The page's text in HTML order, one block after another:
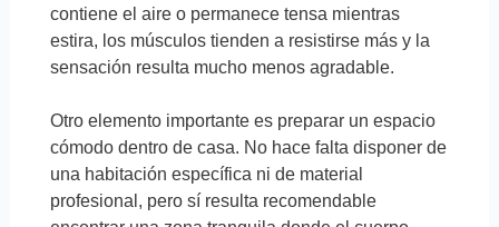
contiene el aire o permanece tensa mientras
estira, los músculos tienden a resistirse más y la
sensación resulta mucho menos agradable.
Otro elemento importante es preparar un espacio
cómodo dentro de casa. No hace falta disponer de
una habitación específica ni de material
profesional, pero sí resulta recomendable